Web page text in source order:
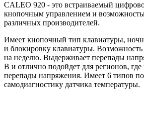
CALEO 920 - это встраиваемый
кнопочным управлением и
различных производителей.
Имеет кнопочный тип клавиатуры,
и блокировку клавиатуры.
на неделю. Выдерживает перепады
В и отлично подойдет для регионов,
перепады напряжения. Имеет 6 типов
самодиагностику датчика температуры.